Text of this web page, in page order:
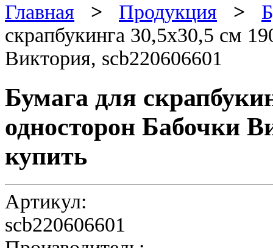
Главная > Продукция >
скрапбукинга 30,5х30,5 см
Виктория, scb220606601
Бумага для
односторон Бабочки
купить
Артикул:
scb220606601